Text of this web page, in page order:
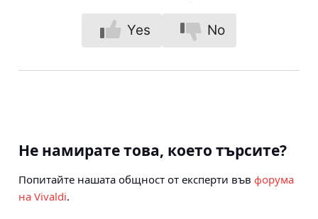
Yes No
Не намирате това, което търсите?
Попитайте нашата общност от експерти във форума
на Vivaldi.